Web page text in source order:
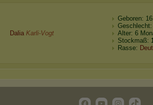
Dalia Karli-Vogt
Geboren:
Alter: 6
Stockmaß:
Rasse: